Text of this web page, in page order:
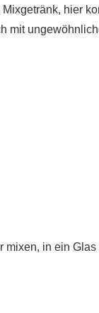
hier
mit
mixen, in ein Glas